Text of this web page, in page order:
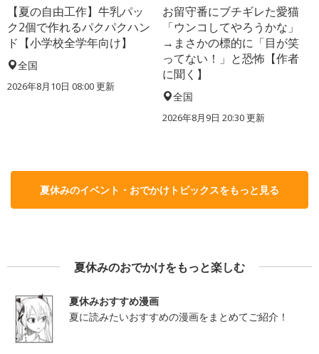
【夏の自由工作】牛乳パッ
ク2個で作れるパクパクハン
ド【小学校全学年向け】
全国
2026年8月10日 08:00更新
お留守番にブチギレた愛猫
「ウンコしてやろうかな」
→まさかの標的に「目が笑
ってない！」と恐怖【作者
に聞く】
全国
2026年8月9日 20:30更新
夏休みのイベント・おでかけトピックスをもっと見る
夏休みのおでかけをもっと楽しむ
夏休みおすすめ漫画
夏に読みたいおすすめの漫画をまとめてご紹介！